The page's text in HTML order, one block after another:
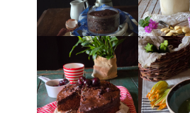
TORTA DOPPIO
CIOCCOLATO E
CILIEGIE
DI
CON